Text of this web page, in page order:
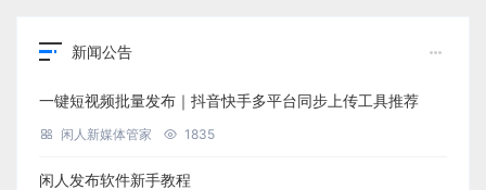
新闻公告
一键短视频批量发布｜抖音快手多平台同步上传工具推荐
闲人新媒体管家 1835
闲人发布软件新手教程